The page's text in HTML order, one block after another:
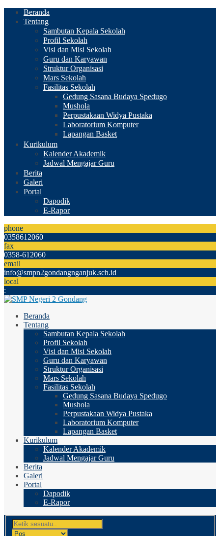
Beranda
Tentang
Sambutan Kepala Sekolah
Profil Sekolah
Visi dan Misi Sekolah
Guru dan Karyawan
Struktur Organisasi
Mars Sekolah
Fasilitas Sekolah
Gedung Sasana Budaya Spedugo
Mushola
Perpustakaan Widya Pustaka
Laboratorium Komputer
Lapangan Basket
Kurikulum
Kalender Akademik
Jadwal Mengajar Guru
Berita
Galeri
Portal
Dapodik
E-Rapor
phone
0358612060
fax
0358-612060
email
info@smpn2gondangnganjuk.sch.id
local
:
Beranda
Tentang
Sambutan Kepala Sekolah
Profil Sekolah
Visi dan Misi Sekolah
Guru dan Karyawan
Struktur Organisasi
Mars Sekolah
Fasilitas Sekolah
Gedung Sasana Budaya Spedugo
Mushola
Perpustakaan Widya Pustaka
Laboratorium Komputer
Lapangan Basket
Kurikulum
Kalender Akademik
Jadwal Mengajar Guru
Berita
Galeri
Portal
Dapodik
E-Rapor